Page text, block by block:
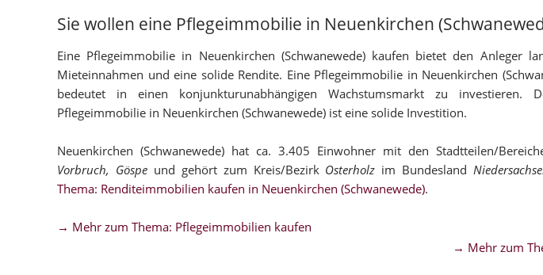
Sie wollen eine Pflegeimmobilie in Neuenkirchen
Eine Pflegeimmobilie in Neuenkirchen (Schwanewede) kaufen bietet den Anleger
Mieteinnahmen und eine solide Rendite. Eine Pflegeimmobilie in Neuenkirchen
bedeutet in einen konjunkturunabhängigen Wachstumsmarkt zu investieren.
Pflegeimmobilie in Neuenkirchen (Schwanewede) ist eine solide Investition.
Neuenkirchen (Schwanewede) hat ca. 3.405 Einwohner mit den Stadtteilen/
Vorbruch, Göspeund gehört zum Kreis/Bezirk Osterholz im Bundesland
Thema: Renditeimmobilien kaufen in Neuenkirchen (Schwanewede).
→ Mehr zum Thema: Pflegeimmobilien kaufen
→ Mehr zum